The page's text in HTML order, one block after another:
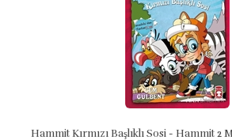
Hammit Kırmızı Başlıklı Sosi - Hammit 2